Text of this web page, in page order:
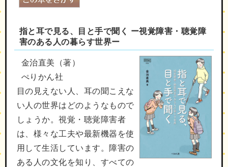
指と耳で見る、目と手で聞く ー視覚障害・聴覚障
害のある人の暮らす世界ー
金治直美（著）
ぺりかん社
目の見えない人、耳の聞こえな
い人の世界はどのようなもので
しょうか。視覚・聴覚障害者
は、様々な工夫や最新機器を使
用して生活しています。障害の
ある人の文化を知り、すべての